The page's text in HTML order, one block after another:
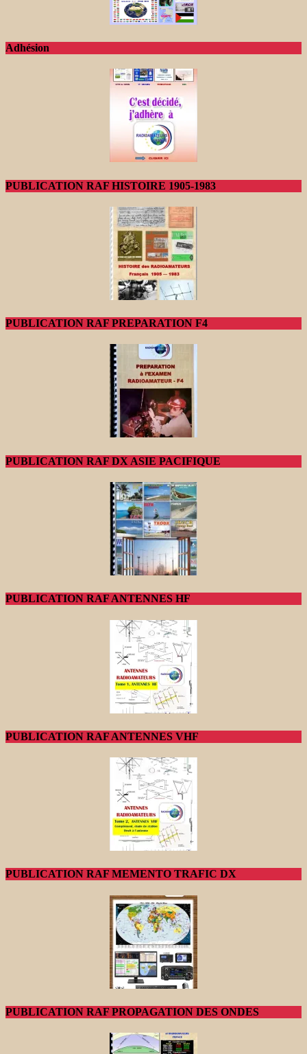
Adhésion
PUBLICATION RAF HISTOIRE 1905-1983
PUBLICATION RAF PREPARATION F4
PUBLICATION RAF DX ASIE PACIFIQUE
PUBLICATION RAF ANTENNES HF
PUBLICATION RAF ANTENNES VHF
PUBLICATION RAF MEMENTO TRAFIC DX
PUBLICATION RAF PROPAGATION DES ONDES